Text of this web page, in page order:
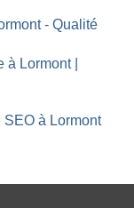
- Qualité
Lormont |
à Lormont